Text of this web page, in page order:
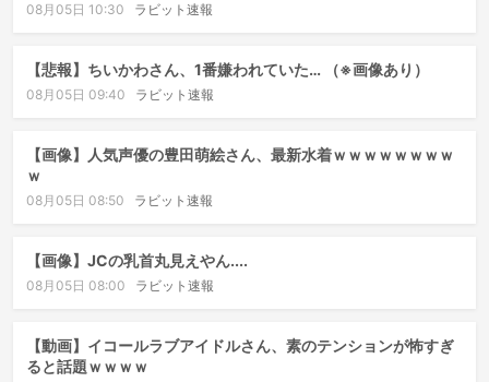
08月05日 10:30 ラビット速報
【悲報】ちいかわさん、1番嫌われていた… （※画像あり）
08月05日 09:40 ラビット速報
【画像】人気声優の豊田萌絵さん、最新水着ｗｗｗｗｗｗｗｗ
ｗ
08月05日 08:50 ラビット速報
【画像】JCの乳首丸見えやん....
08月05日 08:00 ラビット速報
【動画】イコールラブアイドルさん、素のテンションが怖すぎ
ると話題ｗｗｗｗ